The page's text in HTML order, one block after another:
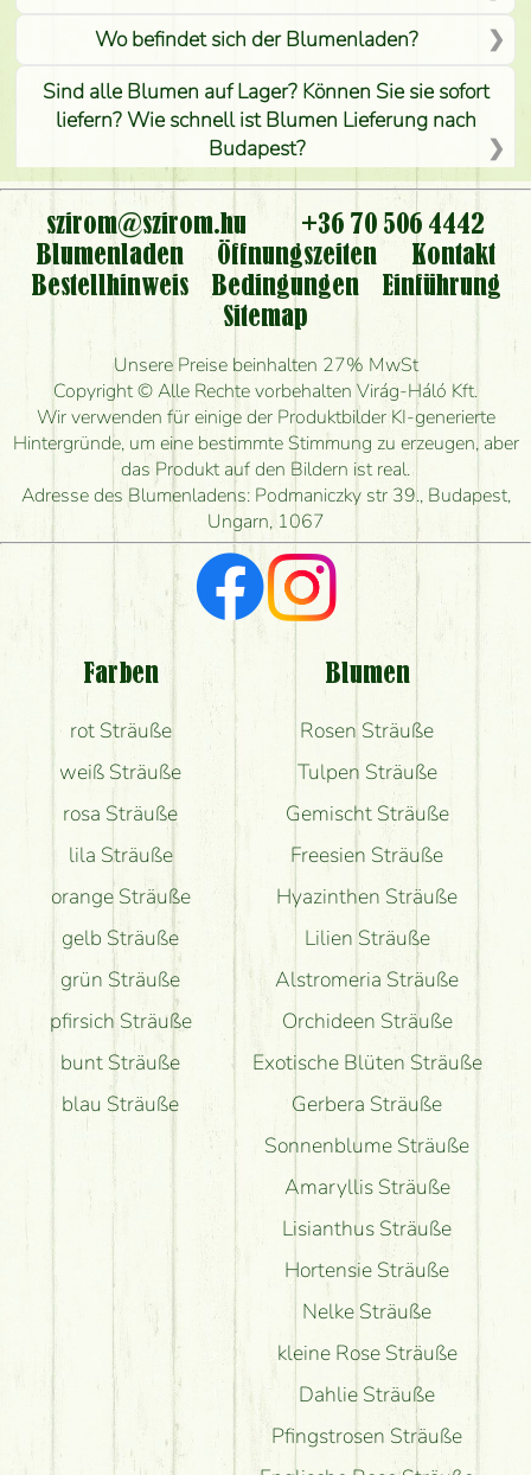
Wo befindet sich der Blumenladen?
Sind alle Blumen auf Lager? Können Sie sie sofort
liefern? Wie schnell ist Blumen Lieferung nach
Budapest?
Ist der Blumenladen non stop geöffnet?
Kann ich den bestellten Blumenstrauß persönlich
nehmen oder nur per Blumenversand?
Ist eine Bestellung für ländliche Gebiete möglich?
Wie lange kann ich heute Blumen mit Lieferung
bestellen?
Wie schnell können Sie den Blumenstrauß
herstellen und wann können Sie ihn frühestens
liefern?
Ich suche rote Rosen, hast du welche?
Welche Rückmeldungen bekomme ich zum
Blumenversand?
Bekomme ich wirklich, was auf dem Bild zu sehen
szirom@szirom.hu
+36 70 506 4442
Blumenladen
Öffnungszeiten
Kontakt
Bestellhinweis
Bedingungen
Einführung
Sitemap
Unsere Preise beinhalten 27% MwSt
Copyright © Alle Rechte vorbehalten Virág-Háló Kft.
Wir verwenden für einige der Produktbilder KI-generierte
Hintergründe, um eine bestimmte Stimmung zu erzeugen, aber
das Produkt auf den Bildern ist real.
Adresse des Blumenladens: Podmaniczky str 39., Budapest,
Ungarn, 1067
Farben
rot Sträuße
weiß Sträuße
rosa Sträuße
lila Sträuße
orange Sträuße
gelb Sträuße
grün Sträuße
pfirsich Sträuße
bunt Sträuße
blau Sträuße
Blumen
Rosen Sträuße
Tulpen Sträuße
Gemischt Sträuße
Freesien Sträuße
Hyazinthen Sträuße
Lilien Sträuße
Alstromeria Sträuße
Orchideen Sträuße
Exotische Blüten Sträuße
Gerbera Sträuße
Sonnenblume Sträuße
Amaryllis Sträuße
Lisianthus Sträuße
Hortensie Sträuße
Nelke Sträuße
kleine Rose Sträuße
Dahlie Sträuße
Pfingstrosen Sträuße